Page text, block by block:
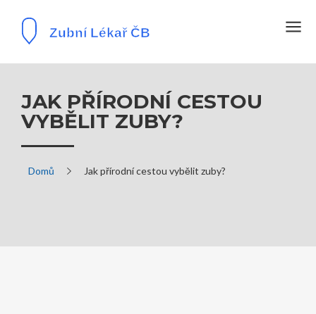
JAK PŘÍRODNÍ CESTOU
VYBĚLIT ZUBY?
Domů Jak přírodní cestou vybělit zuby?